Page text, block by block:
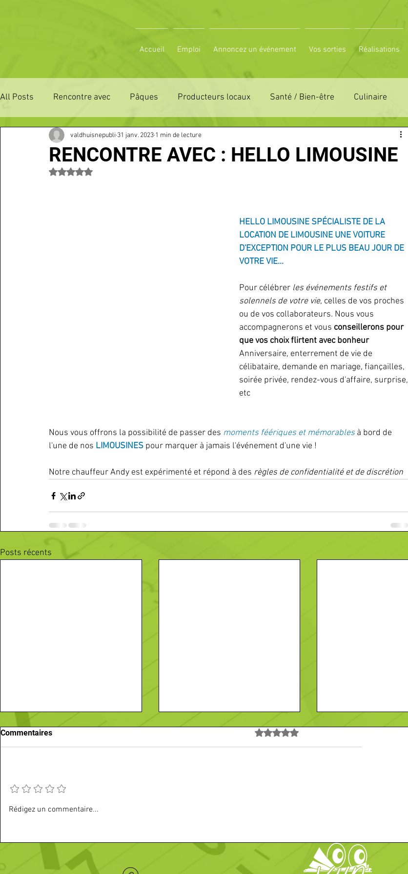
Accueil Emploi Annoncez un événement Vos sorties Réalisations
All Posts Rencontre avec Pâques Producteurs locaux Santé / Bien-être Culinaire
ZONE DE DISTRIBUTION 28 ZONE DE DISTRIBUTION 61
3 JOURS LA FERTE COMICE AGRICOLE
RENCONTRE AVEC : HELLO LIMOUSINE
valdhuisnepubli 31 janv. 2023 1 min de lecture
Noté NaN étoiles sur 5.
HELLO LIMOUSINE SPÉCIALISTE DE LA
LOCATION DE LIMOUSINE UNE VOITURE
D'EXCEPTION POUR LE PLUS BEAU JOUR DE
VOTRE VIE...
Pour célébrer les événements festifs et
solennels de votre vie, celles de vos proches
ou de vos collaborateurs. Nous vous
accompagnerons et vous conseillerons pour
que vos choix flirtent avec bonheur
Anniversaire, enterrement de vie de
célibataire, demande en mariage, fiançailles,
soirée privée, rendez-vous d'affaire, surprise,
etc
Nous vous offrons la possibilité de passer des moments féériques et mémorables à bord de
l'une de nos LIMOUSINES pour marquer à jamais l'événement d'une vie !
Notre chauffeur Andy est expérimenté et répond à des règles de confidentialité et de discrétion
Posts récents
Commentaires Noté 0 étoile sur 5.
Rédigez un commentaire...